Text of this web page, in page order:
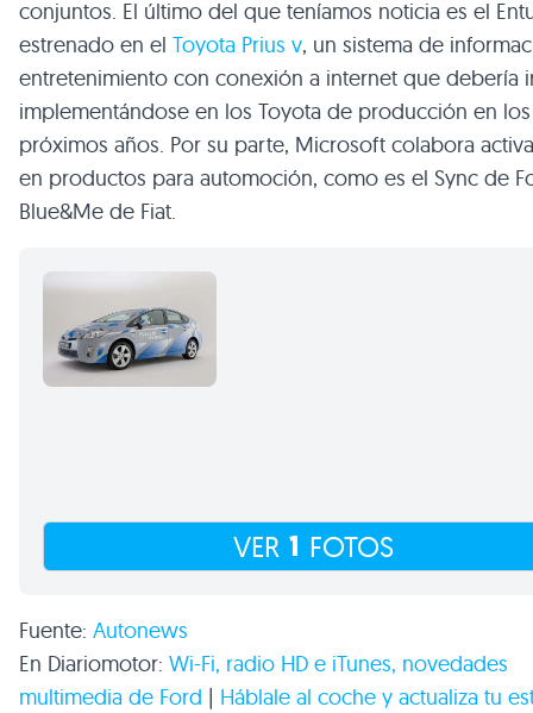
conjuntos. El último del que teníamos noticia es el
estrenado en el Toyota Prius v, un sistema de
entretenimiento con conexión a internet que debería
implementándose en los Toyota de producción en los
próximos años. Por su parte, Microsoft colabora
en productos para automoción, como es el Sync de
Blue&Me de Fiat.
VER 1 FOTOS
Fuente: Autonews
En Diariomotor: Wi-Fi, radio HD e iTunes, novedades
multimedia de Ford | Háblale al coche y actualiza tu